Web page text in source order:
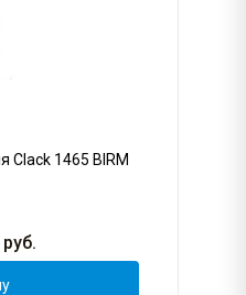
Clack 1465 BIRM
руб.